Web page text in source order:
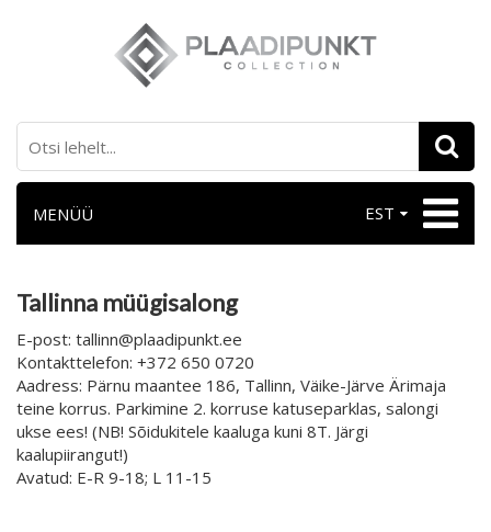
EST
MENÜÜ
Tallinna müügisalong
E-post: tallinn@plaadipunkt.ee
Kontakttelefon: +372 650 0720
Aadress: Pärnu maantee 186, Tallinn, Väike-Järve Ärimaja
teine korrus. Parkimine 2. korruse katuseparklas, salongi
ukse ees! (NB! Sõidukitele kaaluga kuni 8T. Järgi
kaalupiirangut!)
Avatud: E-R 9-18; L 11-15